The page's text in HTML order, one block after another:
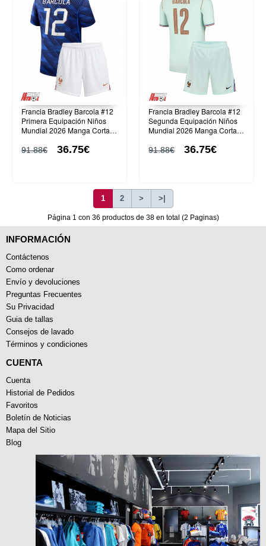
Francia Bradley Barcola #12
Primera Equipación Niños
Mundial 2026 Manga Corta
91.88€ 36.75€
Francia Bradley Barcola #12
Segunda Equipación Niños
Mundial 2026 Manga Corta
91.88€ 36.75€
1 2 > >|
Página 1 con 36 productos de 38 en total (2 Paginas)
INFORMACIÓN
Contáctenos
Como ordenar
Envío y devoluciones
Preguntas Frecuentes
Su Privacidad
Guia de tallas
Consejos de lavado
Términos y condiciones
CUENTA
Cuenta
Historial de Pedidos
Favoritos
Boletín de Noticias
Mapa del Sitio
Blog